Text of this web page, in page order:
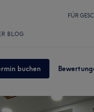
FÜR
BLOG
buchen